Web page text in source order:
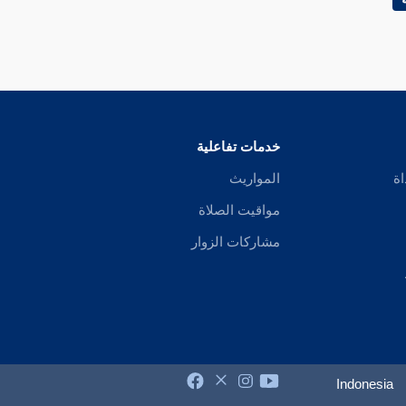
خدمات تفاعلية
المواريث
مواقيت الصلاة
مشاركات الزوار
Indonesia